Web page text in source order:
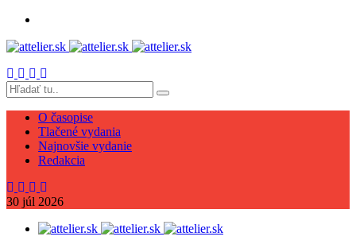
O časopise
Tlačené vydania
Najnovšie vydanie
Redakcia
30 júl 2026